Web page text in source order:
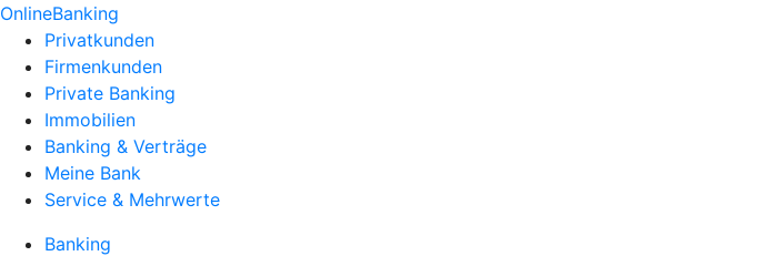
OnlineBanking
Privatkunden
Firmenkunden
Private Banking
Immobilien
Banking & Verträge
Meine Bank
Service & Mehrwerte
Banking